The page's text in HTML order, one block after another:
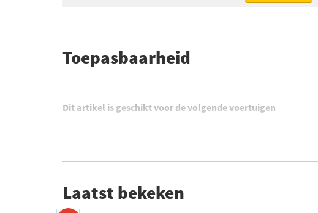
Toepasbaarheid
Dit artikel is geschikt voor de volgende voertuigen
Laatst bekeken